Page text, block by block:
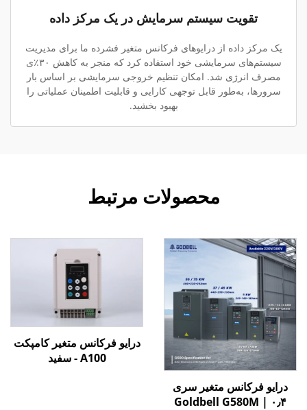
تقویت سیستم سرمایش در یک مرکز داده
یک مرکز داده از درایوهای فرکانس متغیر فشرده ما برای مدیریت
سیستم‌های سرمایشی خود استفاده کرد که منجر به کاهش ۳۰٪ی
مصرف انرژی شد. امکان تنظیم خروجی سرمایشی بر اساس بار
سرورها، به‌طور قابل توجهی کارایی و قابلیت اطمینان عملیاتی را
بهبود بخشید.
محصولات مرتبط
درایو فرکانس متغیر سری
Goldbell G580M | ۰٫۴
درایو فرکانس متغیر کامپکت
A100 - سفید